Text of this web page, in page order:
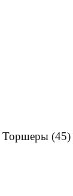
Торшеры (45)